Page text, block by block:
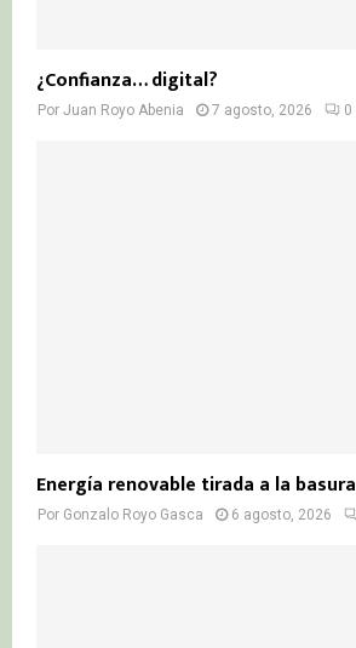
¿Confianza… digital?
Por Juan Royo Abenia 7 agosto, 2026 0
Energía renovable tirada a la basura
Por Gonzalo Royo Gasca 6 agosto, 2026